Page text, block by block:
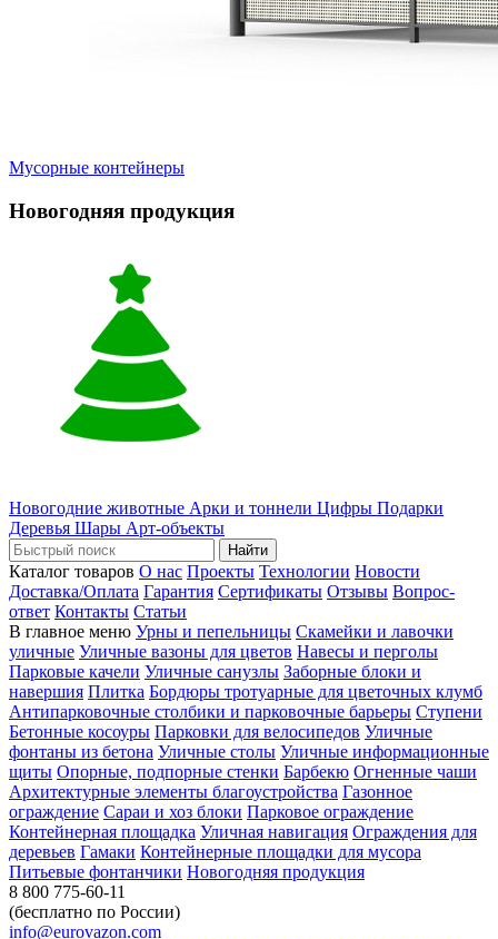
Мусорные контейнеры
Новогодняя продукция
Новогодние животные Арки и тоннели Цифры Подарки
Деревья Шары Арт-объекты
Найти
Каталог товаров О нас Проекты Технологии Новости
Доставка/Оплата Гарантия Сертификаты Отзывы Вопрос-
ответ Контакты Статьи
В главное меню Урны и пепельницы Скамейки и лавочки
уличные Уличные вазоны для цветов Навесы и перголы
Парковые качели Уличные санузлы Заборные блоки и
навершия Плитка Бордюры тротуарные для цветочных клумб
Антипарковочные столбики и парковочные барьеры Ступени
Бетонные косоуры Парковки для велосипедов Уличные
фонтаны из бетона Уличные столы Уличные информационные
щиты Опорные, подпорные стенки Барбекю Огненные чаши
Архитектурные элементы благоустройства Газонное
ограждение Сараи и хоз блоки Парковое ограждение
Контейнерная площадка Уличная навигация Ограждения для
деревьев Гамаки Контейнерные площадки для мусора
Питьевые фонтанчики Новогодняя продукция
8 800 775-60-11
(бесплатно по России)
info@eurovazon.com